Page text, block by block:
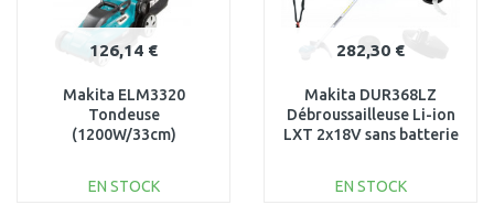
126,14 €
Makita ELM3320
Tondeuse
(1200W/33cm)
EN STOCK
282,30 €
Makita DUR368LZ
Débroussailleuse Li-ion
LXT 2x18V sans batterie
EN STOCK